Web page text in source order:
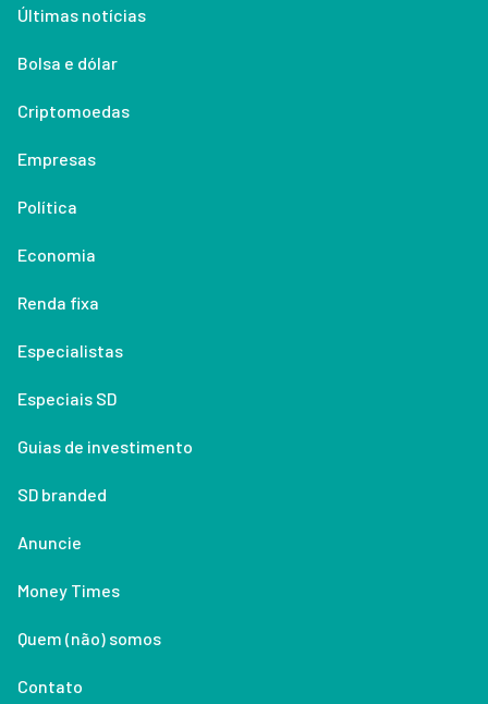
Últimas notícias
Bolsa e dólar
Criptomoedas
Empresas
Política
Economia
Renda fixa
Especialistas
Especiais SD
Guias de investimento
SD branded
Anuncie
Money Times
Quem (não) somos
Contato